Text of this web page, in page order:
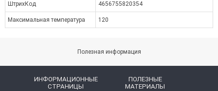
ШтрихКод 4656755820354
Максимальная температура 120
Полезная информация
ИНФОРМАЦИОННЫЕ
СТРАНИЦЫ
ПОЛЕЗНЫЕ
МАТЕРИАЛЫ